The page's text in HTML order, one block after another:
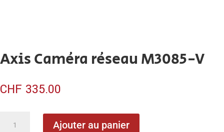
Axis Caméra réseau M3085-V
CHF 335.00
Ajouter au panier